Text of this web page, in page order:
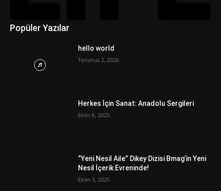
Popüler Yazılar
hello world
Temmuz 2, 2026
Herkes İçin Sanat: Anadolu Sergileri
Ekim 6, 2025
“Yeni Nesil Aile” Dikey Dizisi Bmag’in Yeni
Nesil İçerik Evreninde!
Ekim 3, 2025